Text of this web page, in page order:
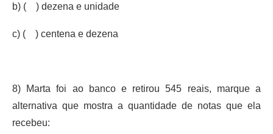
b) ( ) dezena e unidade
c) ( ) centena e dezena
8) Marta foi ao banco e retirou 545 reais, marque a
alternativa que mostra a quantidade de notas que ela
recebeu: